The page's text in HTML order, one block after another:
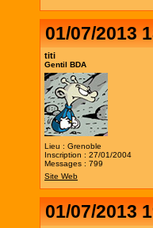
01/07/2013
titi
Gentil BDA
Lieu : Grenoble
Inscription : 27/01/2004
Messages : 799
Site Web
01/07/2013